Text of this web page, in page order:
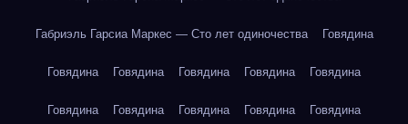
Габриэль Гарсиа Маркес — Сто лет одиночества Говядина
Говядина Говядина Говядина Говядина Говядина
Говядина Говядина Говядина Говядина Говядина